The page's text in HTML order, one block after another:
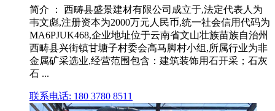
简介 ： 西畴县盛景建材有限公司成立于,法定代表人为
韦文彪,注册资本为2000万元人民币,统一社会信用代码为
MA6PJUK468,企业地址位于云南省文山壮族苗族自治州
西畴县兴街镇甘塘子村委会高马脚村小组,所属行业为非
金属矿采选业,经营范围包含：建筑装饰用石开采；石灰
石 ...
联系电话: 180 3780 8511